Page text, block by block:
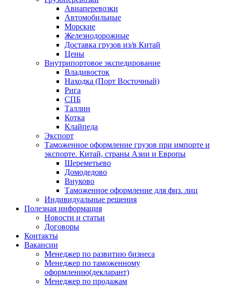
Авиаперевозки
Автомобильные
Морские
Железнодорожные
Доставка грузов из/в Китай
Цены
Внутрипортовое экспедирование
Владивосток
Находка (Порт Восточный)
Рига
СПБ
Таллин
Котка
Клайпеда
Экспорт
Таможенное оформление грузов при импорте и
экспорте. Китай, страны Азии и Европы
Шереметьево
Домодедово
Внуково
Таможенное оформление для физ. лиц
Индивидуальные решения
Полезная информация
Новости и статьи
Договоры
Контакты
Вакансии
Менеджер по развитию бизнеса
Менеджер по таможенному
оформлению(декларант)
Менеджер по продажам